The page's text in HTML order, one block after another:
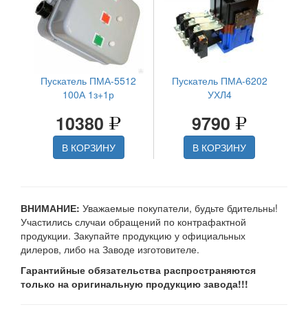
Пускатель ПМА-5512
100А 1з+1р
10380
В КОРЗИНУ
Пускатель ПМА-6202
УХЛ4
9790
В КОРЗИНУ
ВНИМАНИЕ: Уважаемые покупатели, будьте бдительны!
Участились случаи обращений по контрафактной
продукции. Закупайте продукцию у официальных
дилеров, либо на Заводе изготовителе.
Гарантийные обязательства распространяются
только на оригинальную продукцию завода!!!